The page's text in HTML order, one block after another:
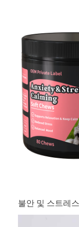
불안 및 스트레